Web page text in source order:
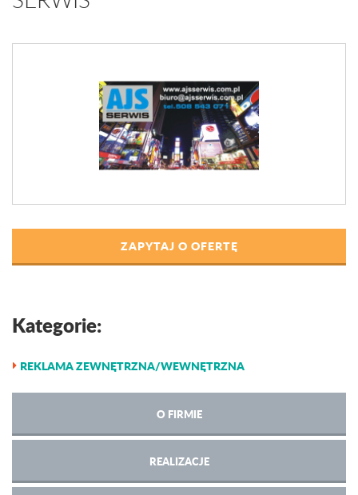
ZAPYTAJ O OFERTĘ
Kategorie:
REKLAMA ZEWNĘTRZNA/WEWNĘTRZNA
O FIRMIE
REALIZACJE